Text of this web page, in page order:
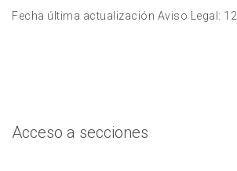
Fecha última actualización Aviso Legal:
Acceso a secciones